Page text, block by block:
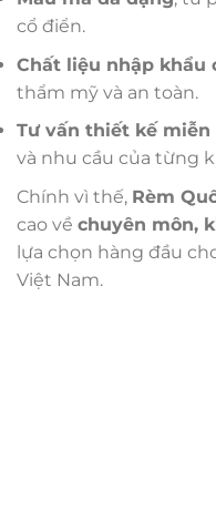
cổ điển.
Chất liệu nhập khẩu
thẩm mỹ và an toàn.
Tư vấn thiết kế miễn
và nhu cầu của từng
Chính vì thế, Rèm
cao về chuyên môn,
lựa chọn hàng đầu
Việt Nam.